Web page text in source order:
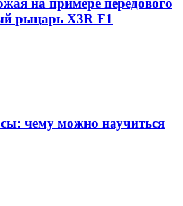
на примере передового
рыцарь X3R F1
чему можно научиться